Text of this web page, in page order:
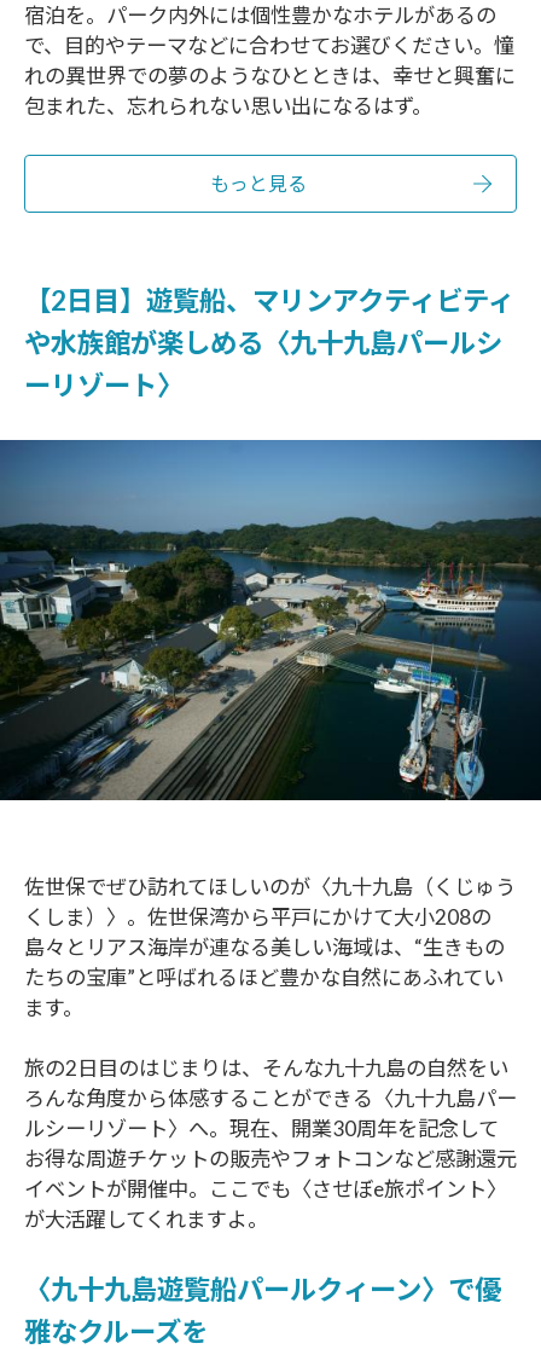
宿泊を。パーク内外には個性豊かなホテルがあるの
で、目的やテーマなどに合わせてお選びください。憧
れの異世界での夢のようなひとときは、幸せと興奮に
包まれた、忘れられない思い出になるはず。
もっと見る
【2日目】遊覧船、マリンアクティビティ
や水族館が楽しめる〈九十九島パールシ
ーリゾート〉
佐世保でぜひ訪れてほしいのが〈九十九島（くじゅう
くしま）〉。佐世保湾から平戸にかけて大小208の
島々とリアス海岸が連なる美しい海域は、“生きもの
たちの宝庫”と呼ばれるほど豊かな自然にあふれてい
ます。
旅の2日目のはじまりは、そんな九十九島の自然をい
ろんな角度から体感することができる〈九十九島パー
ルシーリゾート〉へ。現在、開業30周年を記念して
お得な周遊チケットの販売やフォトコンなど感謝還元
イベントが開催中。ここでも〈させぼe旅ポイント〉
が大活躍してくれますよ。
〈九十九島遊覧船パールクィーン〉で優
雅なクルーズを